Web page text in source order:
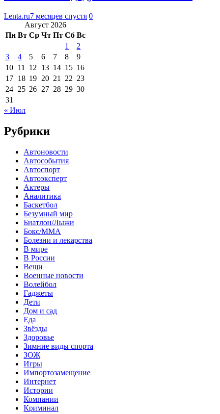
Lenta.ru7 месяцев спустя 0
Август 2026
Пн Вт Ср Чт Пт Сб Вс
1
2
3
4 5 6 7 8
9
10 11 12 13 14 15 16
17 18 19 20 21 22 23
24 25 26 27 28 29 30
31
« Июл
Рубрики
Автоновости
Автособытия
Автоспорт
Автоэксперт
Актеры
Аналитика
Баскетбол
Безумный мир
Биатлон/Лыжи
Бокс/MMA
Болезни и лекарства
В мире
В России
Вещи
Военные новости
Волейбол
Гаджеты
Дети
Дом и сад
Еда
Звёзды
Здоровье
Зимние виды спорта
ЗОЖ
Игры
Импортозамещение
Интернет
Истории
Компании
Криминал